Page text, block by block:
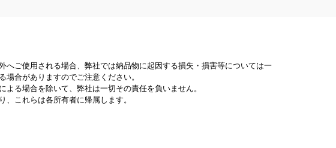
ご使用される場合、弊社では納品物に起因する損失・損害等については一
合がありますのでご注意ください。
る場合を除いて、弊社は一切その責任を負いません。
これらは各所有者に帰属します。